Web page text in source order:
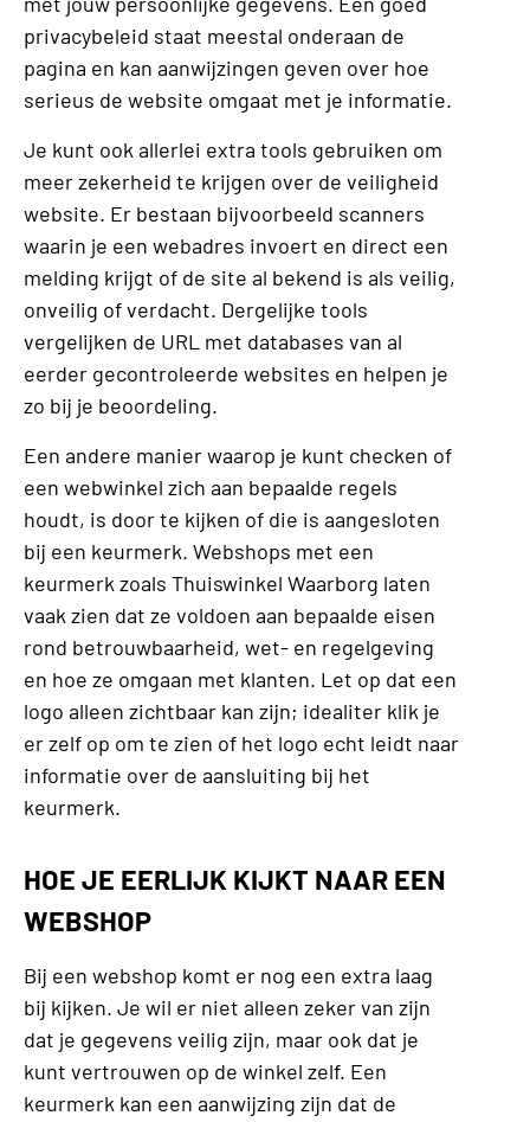
privacybeleid staat meestal onderaan de
pagina en kan aanwijzingen geven over hoe
serieus de website omgaat met je informatie.
Je kunt ook allerlei extra tools gebruiken om
meer zekerheid te krijgen over de veiligheid
website. Er bestaan bijvoorbeeld scanners
waarin je een webadres invoert en direct een
melding krijgt of de site al bekend is als veilig,
onveilig of verdacht. Dergelijke tools
vergelijken de URL met databases van al
eerder gecontroleerde websites en helpen je
zo bij je beoordeling.
Een andere manier waarop je kunt checken of
een webwinkel zich aan bepaalde regels
houdt, is door te kijken of die is aangesloten
bij een keurmerk. Webshops met een
keurmerk zoals Thuiswinkel Waarborg laten
vaak zien dat ze voldoen aan bepaalde eisen
rond betrouwbaarheid, wet- en regelgeving
en hoe ze omgaan met klanten. Let op dat een
logo alleen zichtbaar kan zijn; idealiter klik je
er zelf op om te zien of het logo echt leidt naar
informatie over de aansluiting bij het
keurmerk.
HOE JE EERLIJK KIJKT NAAR EEN
WEBSHOP
Bij een webshop komt er nog een extra laag
bij kijken. Je wil er niet alleen zeker van zijn
dat je gegevens veilig zijn, maar ook dat je
kunt vertrouwen op de winkel zelf. Een
keurmerk kan een aanwijzing zijn dat de